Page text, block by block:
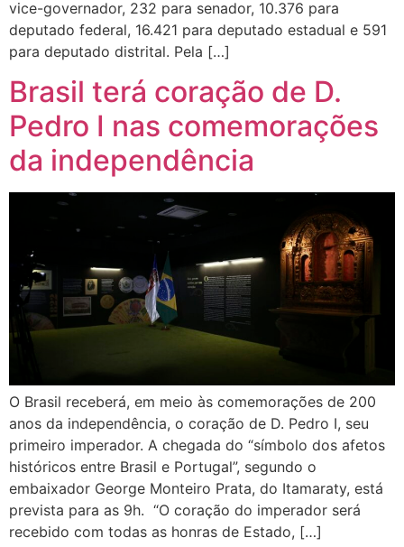
vice-governador, 232 para senador, 10.376 para
deputado federal, 16.421 para deputado estadual e 591
para deputado distrital. Pela […]
Brasil terá coração de D.
Pedro I nas comemorações
da independência
O Brasil receberá, em meio às comemorações de 200
anos da independência, o coração de D. Pedro I, seu
primeiro imperador. A chegada do “símbolo dos afetos
históricos entre Brasil e Portugal”, segundo o
embaixador George Monteiro Prata, do Itamaraty, está
prevista para as 9h. “O coração do imperador será
recebido com todas as honras de Estado, […]